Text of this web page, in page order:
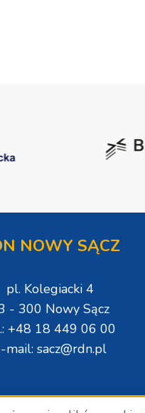
NOWY SĄCZ
pl. Kolegiacki 4
- 300 Nowy Sącz
+48 18 449 06 00
mail: sacz@rdn.pl